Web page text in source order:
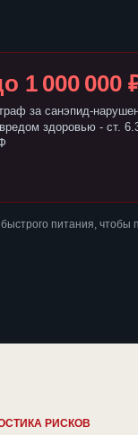
1 000 000
за санэпид-
здоровью - ст.
питания,
РИСКОВ